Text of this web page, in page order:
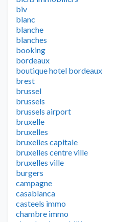
biv
blanc
blanche
blanches
booking
bordeaux
boutique hotel bordeaux
brest
brussel
brussels
brussels airport
bruxelle
bruxelles
bruxelles capitale
bruxelles centre ville
bruxelles ville
burgers
campagne
casablanca
casteels immo
chambre immo